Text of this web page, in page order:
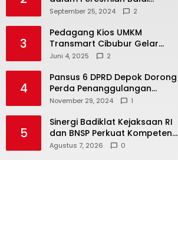
Warga di Sukamaju : Wadah
Aspirasi Masyarakat
September 25, 2024 2
3
Pedagang Kios UMKM
Transmart Cibubur Gelar
Family Gathering di Cisarua,
Kekompakan
Juni 4, 2025 2
4
Pansus 6 DPRD Depok Dorong
Perda Penanggulangan
Kebakaran untuk
November 29, 2024 1
5
Sinergi Badiklat Kejaksaan RI
dan BNSP Perkuat Kompetensi
Jaksa Melalui Sertifikasi
Agustus 7, 2026 0